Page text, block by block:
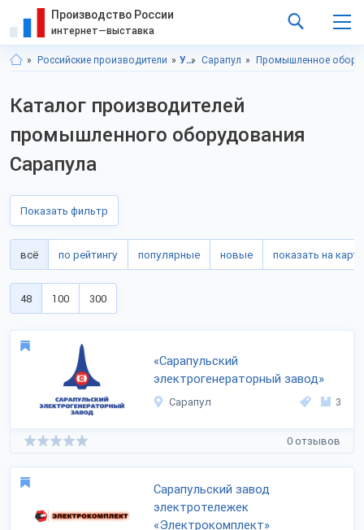
Производство России
интернет—выставка
Российские производители Удмуртская респ. Сарапул Промышленное
Каталог производителей
промышленного оборудования
Сарапула
Показать фильтр
всё по рейтингу популярные новые показать на карте
48 100 300
«Сарапульский
электрогенераторный завод»
Сарапул 3
0 отзывов
Сарапульский завод
электротележек
«Электрокомплект»